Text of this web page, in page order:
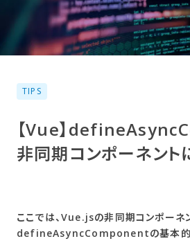
TIPS
【Vue】
非同期コンポーネント
ここでは、Vue.jsの非同期コンポーネ
defineAsyncComponentの基本的